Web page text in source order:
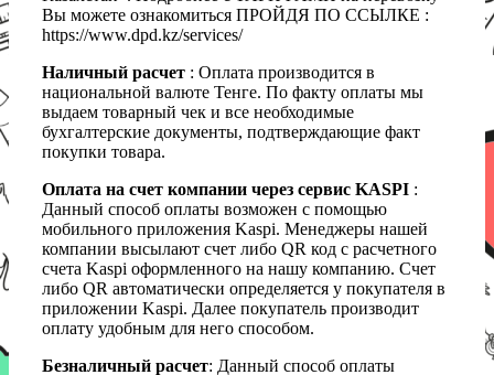
Вы можете ознакомиться ПРОЙДЯ ПО ССЫЛКЕ :
https://www.dpd.kz/services/
Наличный расчет : Оплата производится в
национальной валюте Тенге. По факту оплаты мы
выдаем товарный чек и все необходимые
бухгалтерские документы, подтверждающие факт
покупки товара.
Оплата на счет компании через сервис KASPI :
Данный способ оплаты возможен с помощью
мобильного приложения Kaspi. Менеджеры нашей
компании высылают счет либо QR код с расчетного
счета Kaspi оформленного на нашу компанию. Счет
либо QR автоматически определяется у покупателя в
приложении Kaspi. Далее покупатель производит
оплату удобным для него способом.
Безналичный расчет: Данный способ оплаты